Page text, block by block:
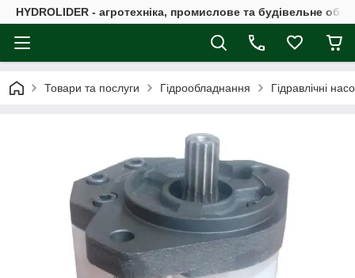
HYDROLIDER - агротехніка, промислове та будівельне
Товари та послуги Гідрообладнання Гідравлічні